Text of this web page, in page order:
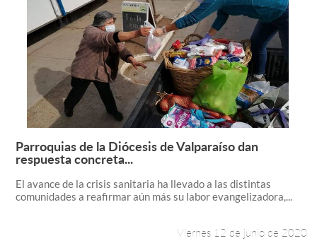
Leer más +
Parroquias de la Diócesis de Valparaíso dan
respuesta concreta...
El avance de la crisis sanitaria ha llevado a las distintas
comunidades a reafirmar aún más su labor evangelizadora,...
Viernes 12 de junio de 2020